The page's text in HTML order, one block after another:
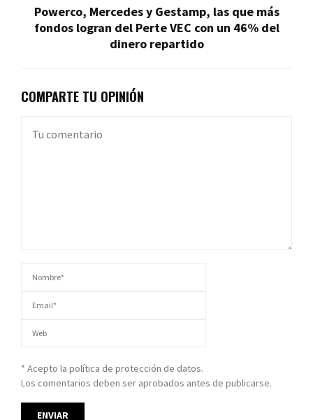
Powerco, Mercedes y Gestamp, las que más
fondos logran del Perte VEC con un 46% del
dinero repartido
COMPARTE TU OPINIÓN
* Acepto la política de protección de datos.
Los comentarios deben ser aprobados antes de publicarse.